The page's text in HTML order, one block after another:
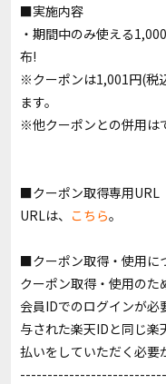
■実施内容
・期間中のみ使える
布!
※クーポンは1,001円(税
ます。
※他クーポンとの併用は
■クーポン取得専用URL
URLは、 こちら。
■クーポン取得・使用に
クーポン取得・使用の
会員IDでのログインが
与された楽天IDと同じ
払いをしていただく必要